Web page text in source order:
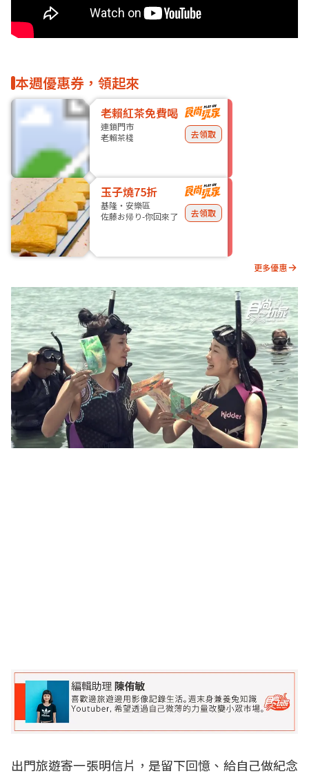
本週優惠券，領起來
老賴紅茶免費喝
連鎖門市
老賴茶棧
去領取
玉子燒75折
基隆・安樂區
佐藤お帰り-你回來了
去領取
更多優惠
出門旅遊寄一張明信片，是留下回憶、給自己做紀念